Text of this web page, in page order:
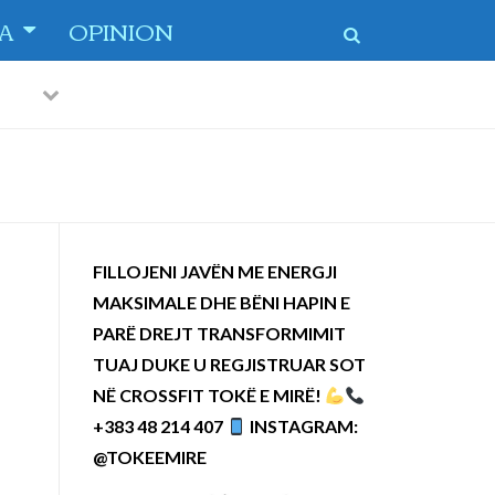
OPINION
PreviousNext
FILLOJENI JAVËN ME ENERGJI
MAKSIMALE DHE BËNI HAPIN E
PARË DREJT TRANSFORMIMIT
TUAJ DUKE U REGJISTRUAR SOT
NË CROSSFIT TOKË E MIRË!
+383 48 214 407
INSTAGRAM:
@TOKEEMIRE